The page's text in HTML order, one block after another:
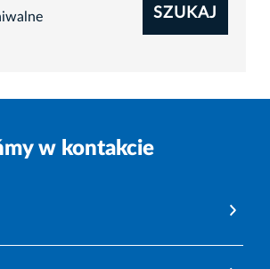
SZUKAJ
w kontakcie